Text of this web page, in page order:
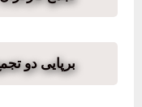
برپایی دو